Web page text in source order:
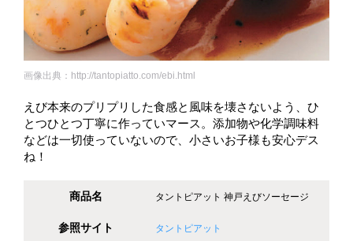
画像出典：http://tantopiatto.com/ebi.html
えび本来のプリプリした食感と風味を壊さないよう、ひ
とつひとつ丁寧に作っていマース。添加物や化学調味料
などは一切使っていないので、小さいお子様も安心デス
ね！
商品名 タントピアット 神戸えびソーセージ
参照サイト タントピアット